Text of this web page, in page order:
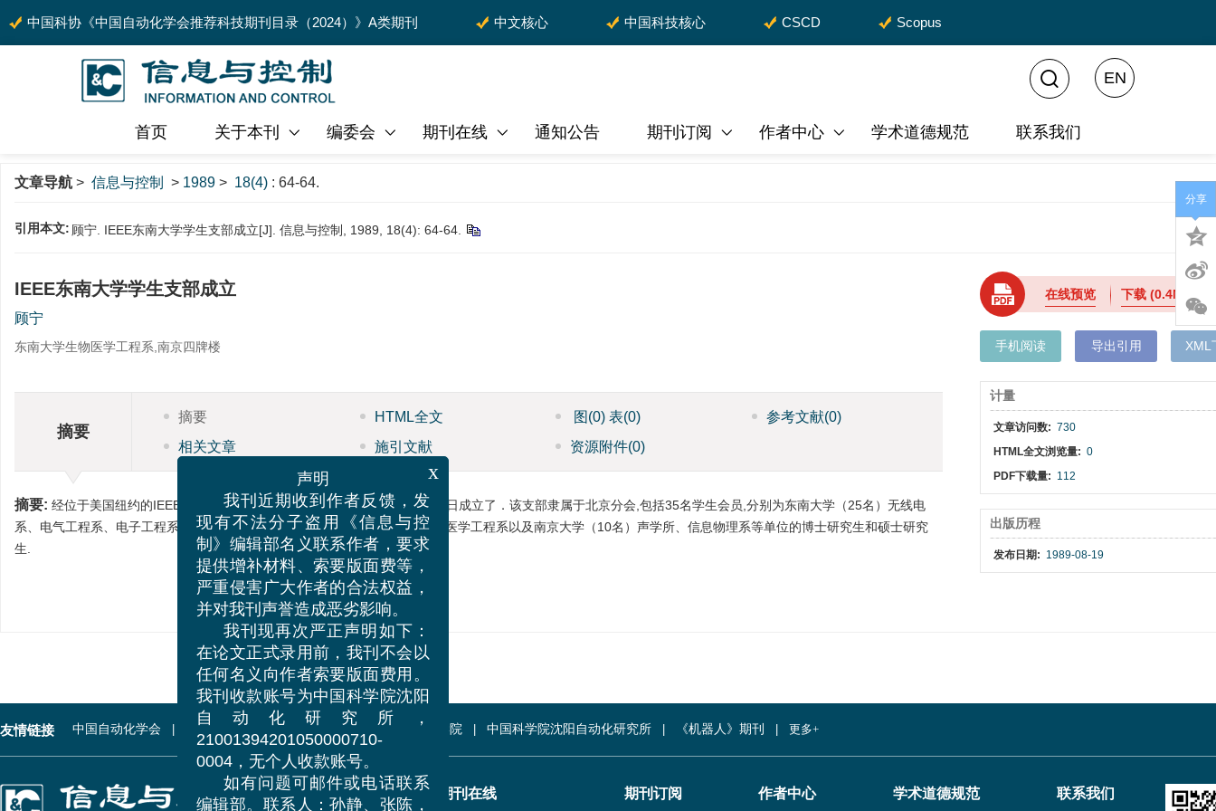
中国科协《中国自动化学会推荐科技期刊目录（2024）》A类期刊 中文核心 中国科技核心 CSCD Scopus
首页 关于本刊 编委会 期刊在线 通知公告 期刊订阅 作者中心 学术道德规范 联系我们
EN
文章导航 > 信息与控制 > 1989 > 18(4) : 64-64.
引用本文: 顾宁. IEEE东南大学学生支部成立[J]. 信息与控制, 1989, 18(4): 64-64.
IEEE东南大学学生支部成立
顾宁
东南大学生物医学工程系,南京四牌楼
摘要
摘要 HTML全文 图 (0) 表(0) 参考文献(0)
相关文章
施引文献 资源附件(0)
摘要: 经位于美国纽约的IEEE总部批准,东南大学IEEE学生支部于1989年3月2日成立了．该支部隶属于北京分会,包括35名学生会员,分别为东南大学（25名）无线电
系、电气工程系、电子工程系、自动控制系、自动化研究所、计算机系、生物医学工程系以及南京大学（10名）声学所、信息物理系等单位的博士研究生和硕士研究
生.
在线预览 下载(0.4MB)
手机阅读 导出引用 XML
计量
文章访问数: 730
HTML全文浏览量: 0
PDF下载量: 112
出版历程
发布日期: 1989-08-19
分享
友情链接 中国自动化学会 科学出版社 中国科学技术协会 中国科学院 中国科学院沈阳自动化研究所 《机器人》期刊 更多+
关于本刊 期刊在线 期刊订阅 作者中心 学术道德规范 联系我们
声明
我刊近期收到作者反馈，发
现有不法分子盗用《信息与控
制》编辑部名义联系作者，要求
提供增补材料、索要版面费等，
严重侵害广大作者的合法权益，
并对我刊声誉造成恶劣影响。
我刊现再次严正声明如下：
在论文正式录用前，我刊不会以
任何名义向作者索要版面费用。
我刊收款账号为中国科学院沈阳
自动化研究所，
21001394201050000710-
0004，无个人收款账号。
如有问题可邮件或电话联系